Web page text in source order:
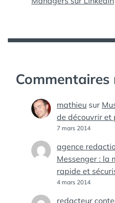
Commentaires
mathieu sur
de découvrir et
7 mars 2014
agence
Messenger : la
rapide et
4 mars 2014
redacteur